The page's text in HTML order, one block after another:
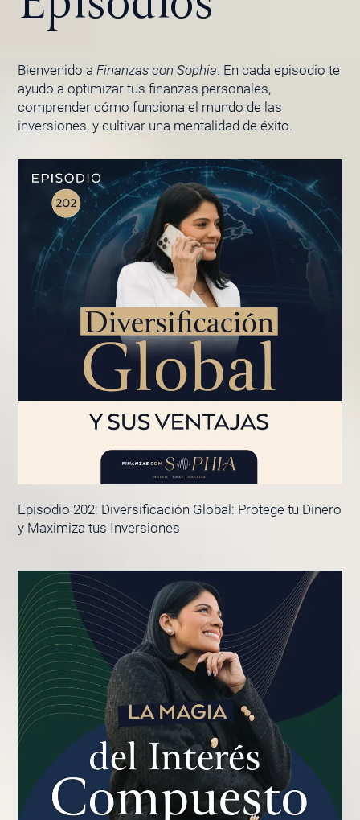
Bienvenido a Finanzas con Sophia. En cada episodio te
ayudo a optimizar tus finanzas personales,
comprender cómo funciona el mundo de las
inversiones, y cultivar una mentalidad de éxito.
Episodio 202: Diversificación Global: Protege tu Dinero
y Maximiza tus Inversiones
PÁGINA
PÁGINA
PÁGINAPÁGINA